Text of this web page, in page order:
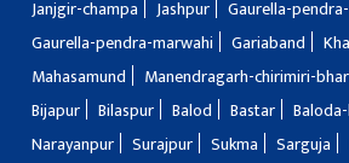
Janjgir-champa
Jashpur
Gaurella-
Gaurella-pendra-marwahi
Gariaband
Mahasamund
Manendragarh-chirimiri-
Bijapur
Bilaspur Balod Bastar
Narayanpur
Surajpur Sukma Sarguja